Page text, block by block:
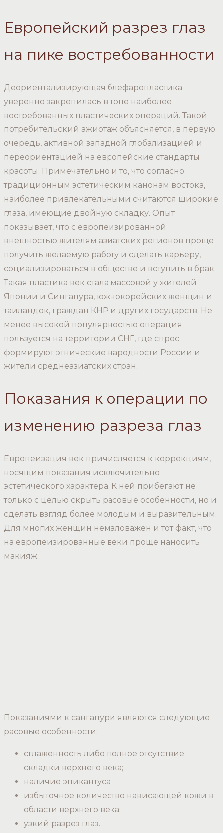
Европейский разрез глаз
на пике востребованности
Деориентализирующая блефаропластика
уверенно закрепилась в топе наиболее
востребованных пластических операций. Такой
потребительский ажиотаж объясняется, в первую
очередь, активной западной глобализацией и
переориентацией на европейские стандарты
красоты. Примечательно и то, что согласно
традиционным эстетическим канонам востока,
наиболее привлекательными считаются широкие
глаза, имеющие двойную складку. Опыт
показывает, что с европеизированной
внешностью жителям азиатских регионов проще
получить желаемую работу и сделать карьеру,
социализироваться в обществе и вступить в брак.
Такая пластика век стала массовой у жителей
Японии и Сингапура, южнокорейских женщин и
таиландок, граждан КНР и других государств. Не
менее высокой популярностью операция
пользуется на территории СНГ, где спрос
формируют этнические народности России и
жители среднеазиатских стран.
Показания к операции по
изменению разреза глаз
Европеизация век причисляется к коррекциям,
носящим показания исключительно
эстетического характера. К ней прибегают не
только с целью скрыть расовые особенности, но и
сделать взгляд более молодым и выразительным.
Для многих женщин немаловажен и тот факт, что
на европеизированные веки проще наносить
макияж.
Показаниями к сангапури являются следующие
расовые особенности:
сглаженность либо полное отсутствие
складки верхнего века;
наличие эпикантуса;
избыточное количество нависающей кожи в
области верхнего века;
узкий разрез глаз.